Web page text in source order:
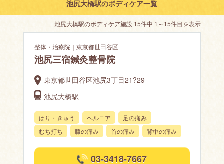
池尻大橋駅のボディケア一覧
池尻大橋駅のボディケア施設 15件中 1～15件目を表示
整体・治療院｜東京都世田谷区
池尻三宿鍼灸整骨院
東京都世田谷区池尻3丁目21?29
池尻大橋駅
はり・きゅう ヘルニア
足の痛み
むち打ち
膝の痛み 首の痛み 背中の痛み
03-3418-7667